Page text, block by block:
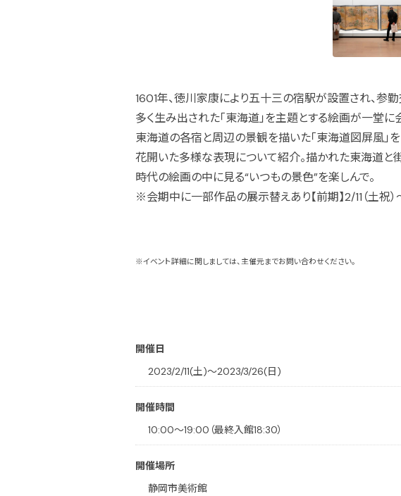
1601年、徳川家康により五十三の宿駅が設置され、参
多く生み出された「東海道」を主題とする絵画が一堂に
東海道の各宿と周辺の景観を描いた「東海道図屏風」
花開いた多様な表現について紹介。描かれた東海道と
時代の絵画の中に見る“いつもの景色”を楽しんで。
※会期中に一部作品の展示替えあり【前期】2/11（土祝）〜
※イベント詳細に関しましては、主催元までお問い合わせください。
開催日
2023/2/11(土)〜2023/3/26(日)
開催時間
10:00〜19:00（最終入館18:30）
開催場所
静岡市美術館